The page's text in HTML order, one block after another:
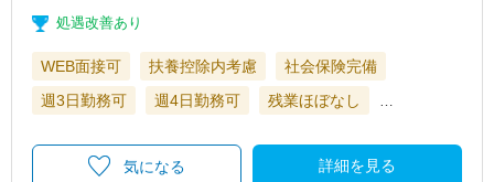
処遇改善あり
WEB面接可 扶養控除内考慮
社会保険完備
週3日勤務可
週4日勤務可 残業ほぼなし …
詳細を見る
気になる